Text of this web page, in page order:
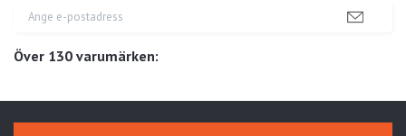
Över 130 varumärken: